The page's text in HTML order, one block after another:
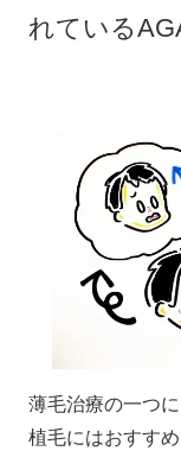
れている
薄毛治療の一つ
植毛にはおすす